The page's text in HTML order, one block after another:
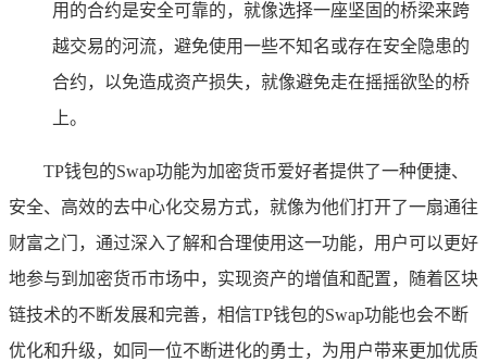
用的合约是安全可靠的，就像选择一座坚固的桥梁来跨
越交易的河流，避免使用一些不知名或存在安全隐患的
合约，以免造成资产损失，就像避免走在摇摇欲坠的桥
上。
TP钱包的Swap功能为加密货币爱好者提供了一种便捷、
安全、高效的去中心化交易方式，就像为他们打开了一扇通往
财富之门，通过深入了解和合理使用这一功能，用户可以更好
地参与到加密货币市场中，实现资产的增值和配置，随着区块
链技术的不断发展和完善，相信TP钱包的Swap功能也会不断
优化和升级，如同一位不断进化的勇士，为用户带来更加优质